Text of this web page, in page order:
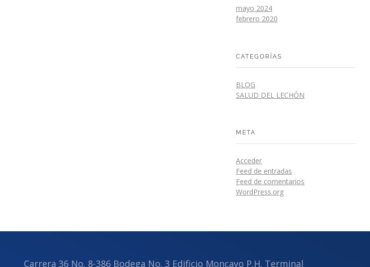
mayo 2024
febrero 2020
CATEGORÍAS
BLOG
SALUD DEL LECHÓN
META
Acceder
Feed de entradas
Feed de comentarios
WordPress.org
Carrera 36 No. 8-386 Bodega No. 3 Edificio Moncayo P.H. Terminal